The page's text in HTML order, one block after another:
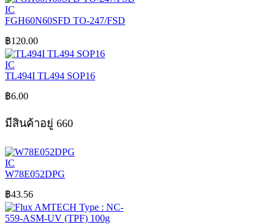
IC
FGH60N60SFD TO-247/FSD
฿120.00
IC
TL494I TL494 SOP16
฿6.00
มีสินค้าอยู่ 660
IC
W78E052DPG
฿43.56